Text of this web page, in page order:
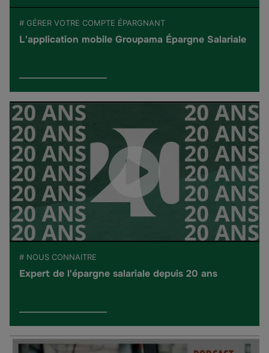
# GÉRER VOTRE COMPTE ÉPARGNANT
L'application mobile Groupama Épargne Salariale
# NOUS CONNAITRE
Expert de l'épargne salariale depuis 20 ans